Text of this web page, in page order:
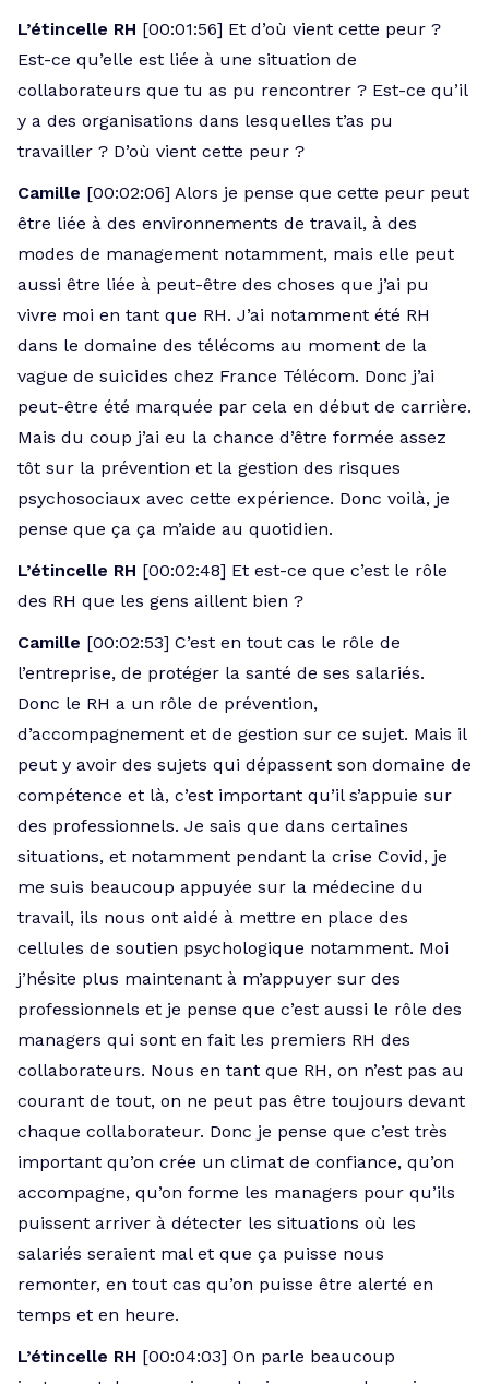
L’étincelle RH [00:01:56] Et d’où vient cette peur ?
Est-ce qu’elle est liée à une situation de
collaborateurs que tu as pu rencontrer ? Est-ce qu’il
y a des organisations dans lesquelles t’as pu
travailler ? D’où vient cette peur ?
Camille [00:02:06] Alors je pense que cette peur peut
être liée à des environnements de travail, à des
modes de management notamment, mais elle peut
aussi être liée à peut-être des choses que j’ai pu
vivre moi en tant que RH. J’ai notamment été RH
dans le domaine des télécoms au moment de la
vague de suicides chez France Télécom. Donc j’ai
peut-être été marquée par cela en début de carrière.
Mais du coup j’ai eu la chance d’être formée assez
tôt sur la prévention et la gestion des risques
psychosociaux avec cette expérience. Donc voilà, je
pense que ça ça m’aide au quotidien.
L’étincelle RH [00:02:48] Et est-ce que c’est le rôle
des RH que les gens aillent bien ?
Camille [00:02:53] C’est en tout cas le rôle de
l’entreprise, de protéger la santé de ses salariés.
Donc le RH a un rôle de prévention,
d’accompagnement et de gestion sur ce sujet. Mais il
peut y avoir des sujets qui dépassent son domaine de
compétence et là, c’est important qu’il s’appuie sur
des professionnels. Je sais que dans certaines
situations, et notamment pendant la crise Covid, je
me suis beaucoup appuyée sur la médecine du
travail, ils nous ont aidé à mettre en place des
cellules de soutien psychologique notamment. Moi
j’hésite plus maintenant à m’appuyer sur des
professionnels et je pense que c’est aussi le rôle des
managers qui sont en fait les premiers RH des
collaborateurs. Nous en tant que RH, on n’est pas au
courant de tout, on ne peut pas être toujours devant
chaque collaborateur. Donc je pense que c’est très
important qu’on crée un climat de confiance, qu’on
accompagne, qu’on forme les managers pour qu’ils
puissent arriver à détecter les situations où les
salariés seraient mal et que ça puisse nous
remonter, en tout cas qu’on puisse être alerté en
temps et en heure.
L’étincelle RH [00:04:03] On parle beaucoup